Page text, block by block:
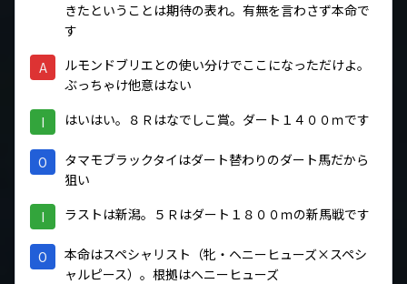
きたということは期待の表れ。有無を言わさず本命で
す
A
ルモンドブリエとの使い分けでここになっただけよ。
ぶっちゃけ他意はない
I はいはい。８Ｒはなでしこ賞。ダート１４００ｍです
O
タマモブラックタイはダート替わりのダート馬だから
狙い
I ラストは新潟。５Ｒはダート１８００ｍの新馬戦です
O
本命はスペシャリスト（牝・ヘニーヒューズ×スペシ
ャルピース）。根拠はヘニーヒューズ